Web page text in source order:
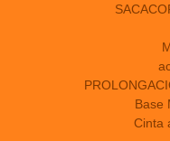
Base
Cinta